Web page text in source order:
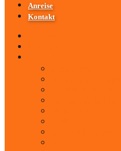
Anreise
Kontakt